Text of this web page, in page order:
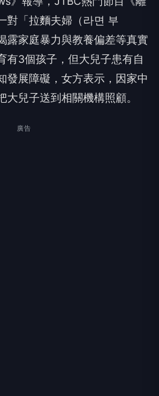
對「拉麵夫婦（라면 부
露家庭暴力與教養偏差等真實
有3個孩子，但大兒子患有自
發展障礙，女方表示，因家中
兒子送到相關機構照顧。
廣告